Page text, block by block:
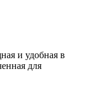
и удобная в
для